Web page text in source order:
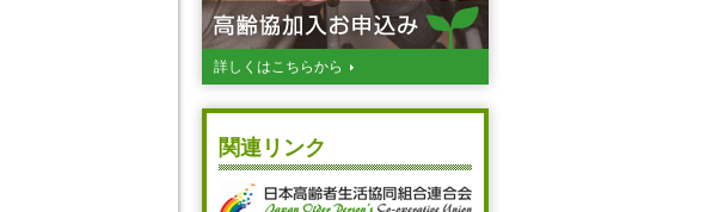
詳しくはこちらから
関連リンク